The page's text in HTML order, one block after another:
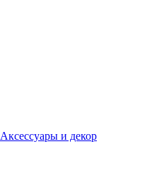
Аксессуары и декор